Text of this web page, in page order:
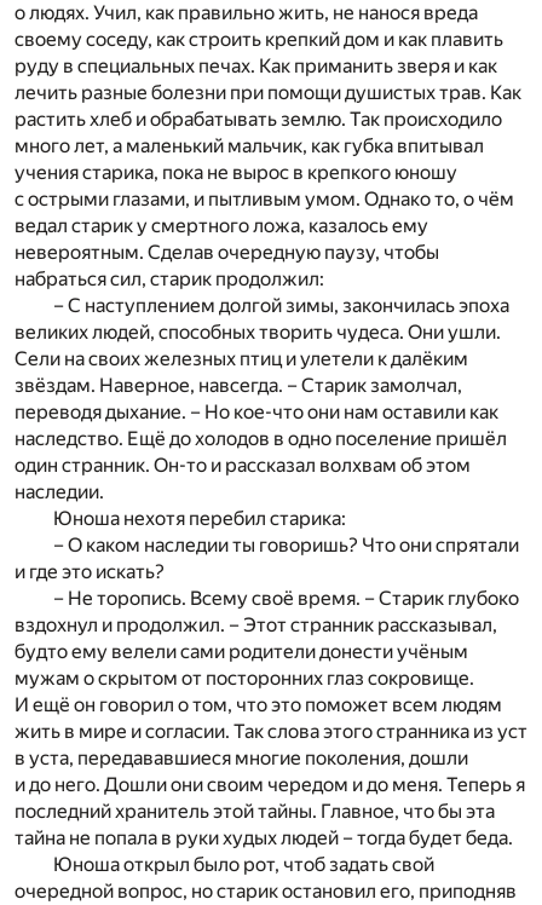
о людях. Учил, как правильно жить, не нанося вреда
своему соседу, как строить крепкий дом и как плавить
руду в специальных печах. Как приманить зверя и как
лечить разные болезни при помощи душистых трав. Как
растить хлеб и обрабатывать землю. Так происходило
много лет, а маленький мальчик, как губка впитывал
учения старика, пока не вырос в крепкого юношу
с острыми глазами, и пытливым умом. Однако то, о чём
ведал старик у смертного ложа, казалось ему
невероятным. Сделав очередную паузу, чтобы
набраться сил, старик продолжил:
– С наступлением долгой зимы, закончилась эпоха
великих людей, способных творить чудеса. Они ушли.
Сели на своих железных птиц и улетели к далёким
звёздам. Наверное, навсегда. – Старик замолчал,
переводя дыхание. – Но кое-что они нам оставили как
наследство. Ещё до холодов в одно поселение пришёл
один странник. Он-то и рассказал волхвам об этом
наследии.
Юноша нехотя перебил старика:
– О каком наследии ты говоришь? Что они спрятали
и где это искать?
– Не торопись. Всему своё время. – Старик глубоко
вздохнул и продолжил. – Этот странник рассказывал,
будто ему велели сами родители донести учёным
мужам о скрытом от посторонних глаз сокровище.
И ещё он говорил о том, что это поможет всем людям
жить в мире и согласии. Так слова этого странника из уст
в уста, передававшиеся многие поколения, дошли
и до него. Дошли они своим чередом и до меня. Теперь я
последний хранитель этой тайны. Главное, что бы эта
тайна не попала в руки худых людей – тогда будет беда.
Юноша открыл было рот, чтоб задать свой
очередной вопрос, но старик остановил его, приподняв